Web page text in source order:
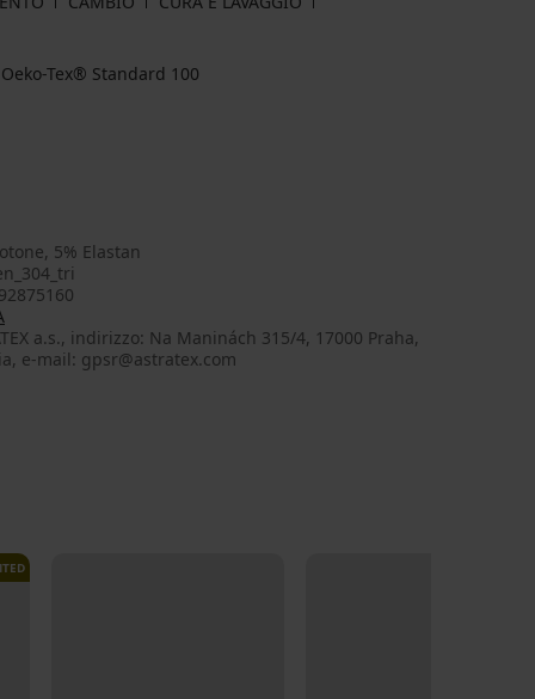
Tex® Standard 100
5% Elastan
a.s., indirizzo: Na Maninách 315/4, 17000 Praha,
e-mail: gpsr@astratex.com